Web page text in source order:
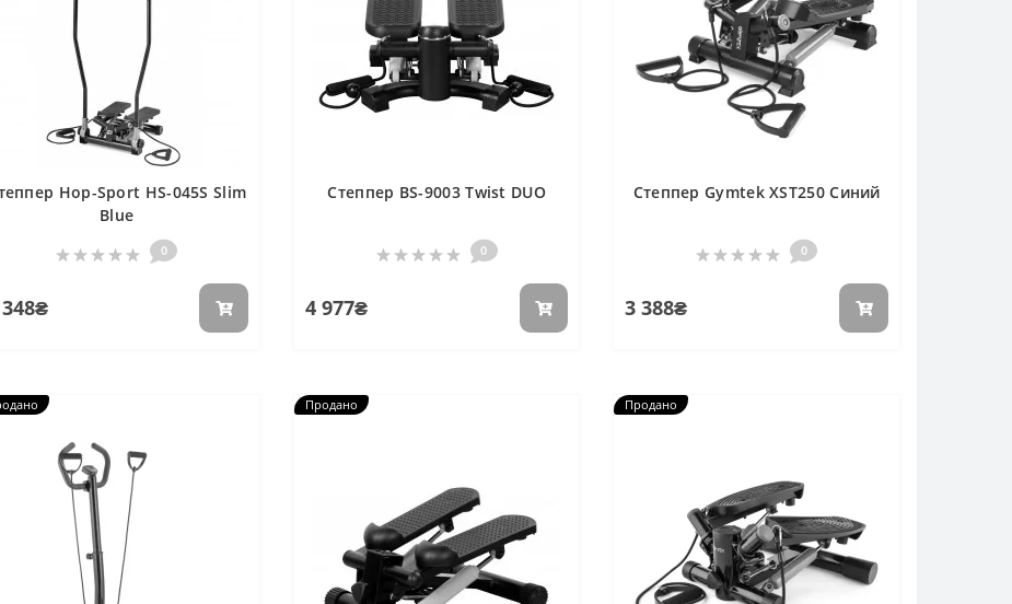
Hop-Sport HS-045S Slim
Blue
0
Степпер BS-9003 Twist DUO
0
4 977₴
Степпер Gymtek XST250 Синий
0
3 388₴
Продано Продано